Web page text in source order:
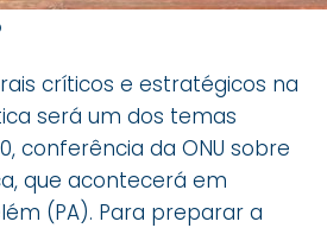
críticos e estratégicos na
será um dos temas
conferência da ONU sobre
que acontecerá em
(PA). Para preparar a